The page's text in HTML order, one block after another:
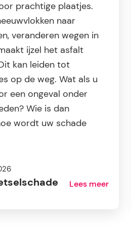
prachtige plaatjes.
naar
veranderen wegen in
ijzel het asfalt
kan leiden tot
op de weg. Wat als u
een ongeval onder
Wie is dan
wordt uw schade
Lees meer